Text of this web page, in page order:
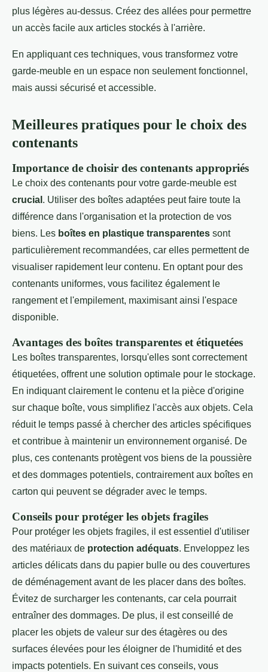
plus légères au-dessus. Créez des allées pour permettre
un accès facile aux articles stockés à l'arrière.
En appliquant ces techniques, vous transformez votre
garde-meuble en un espace non seulement fonctionnel,
mais aussi sécurisé et accessible.
Meilleures pratiques pour le choix des
contenants
Importance de choisir des contenants appropriés
Le choix des contenants pour votre garde-meuble est
crucial . Utiliser des boîtes adaptées peut faire toute la
différence dans l'organisation et la protection de vos
biens. Les boîtes en plastique transparentes sont
particulièrement recommandées, car elles permettent de
visualiser rapidement leur contenu. En optant pour des
contenants uniformes, vous facilitez également le
rangement et l'empilement, maximisant ainsi l'espace
disponible.
Avantages des boîtes transparentes et étiquetées
Les boîtes transparentes, lorsqu'elles sont correctement
étiquetées, offrent une solution optimale pour le stockage.
En indiquant clairement le contenu et la pièce d'origine
sur chaque boîte, vous simplifiez l'accès aux objets. Cela
réduit le temps passé à chercher des articles spécifiques
et contribue à maintenir un environnement organisé. De
plus, ces contenants protègent vos biens de la poussière
et des dommages potentiels, contrairement aux boîtes en
carton qui peuvent se dégrader avec le temps.
Conseils pour protéger les objets fragiles
Pour protéger les objets fragiles, il est essentiel d'utiliser
des matériaux de protection adéquats. Enveloppez les
articles délicats dans du papier bulle ou des couvertures
de déménagement avant de les placer dans des boîtes.
Évitez de surcharger les contenants, car cela pourrait
entraîner des dommages. De plus, il est conseillé de
placer les objets de valeur sur des étagères ou des
surfaces élevées pour les éloigner de l'humidité et des
impacts potentiels. En suivant ces conseils, vous